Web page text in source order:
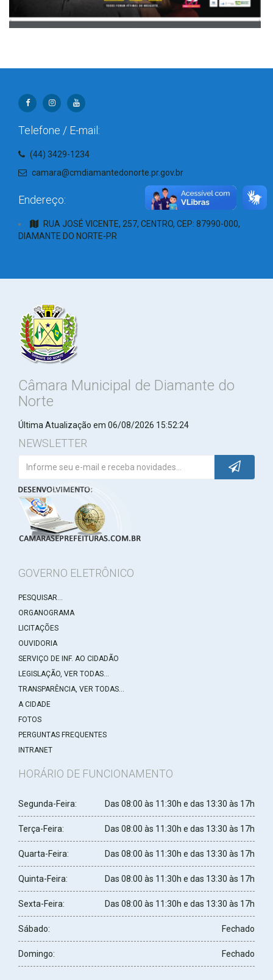
Telefone / E-mail:
(44) 3429-1234
camara@cmdiamantedonorte.pr.gov.br
Endereço:
RUA JOSÉ VICENTE, 257, CENTRO, CEP: 87990-000,
DIAMANTE DO NORTE-PR
Câmara Municipal de Diamante do
Norte
Última Atualização em 06/08/2026 15:52:24
NEWSLETTER
GOVERNO ELETRÔNICO
PESQUISAR...
ORGANOGRAMA
LICITAÇÕES
OUVIDORIA
SERVIÇO DE INF. AO CIDADÃO
LEGISLAÇÃO, VER TODAS...
TRANSPARÊNCIA, VER TODAS...
A CIDADE
FOTOS
PERGUNTAS FREQUENTES
INTRANET
HORÁRIO DE FUNCIONAMENTO
Segunda-Feira: Das 08:00 às 11:30h e das 13:30 às 17h
Terça-Feira: Das 08:00 às 11:30h e das 13:30 às 17h
Quarta-Feira: Das 08:00 às 11:30h e das 13:30 às 17h
Quinta-Feira: Das 08:00 às 11:30h e das 13:30 às 17h
Sexta-Feira: Das 08:00 às 11:30h e das 13:30 às 17h
Sábado: Fechado
Domingo: Fechado